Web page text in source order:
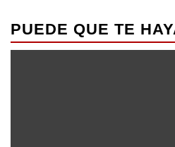
PUEDE QUE TE